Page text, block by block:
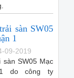
sàn SW05
1
09-2019
sàn SW05 Mạc
do công ty